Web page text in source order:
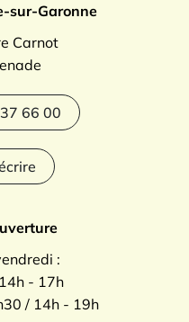
sur-Garonne
Carnot
66 00
:
- 17h
/ 14h - 19h